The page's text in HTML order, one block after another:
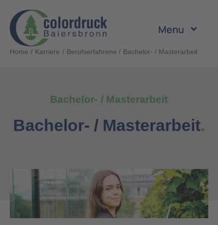
Inhalt
springen
Menu
Unternehmen
Produkte
Karriere
Kontakt
Home Karriere Berufserfahrene Bachelor- / Masterarbeit
Bachelor- / Masterarbeit
Bachelor- / Masterarbeit.